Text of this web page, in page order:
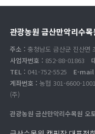
관광농원 금산만악리수
주소 : 충청남도 금산군 진산면
사업자번호 : 852-88-01863
TEL : 041-752-5525 E-
계좌번호 : 농협 301-6600-
(주)
관광농원 금산만악리수목원 오